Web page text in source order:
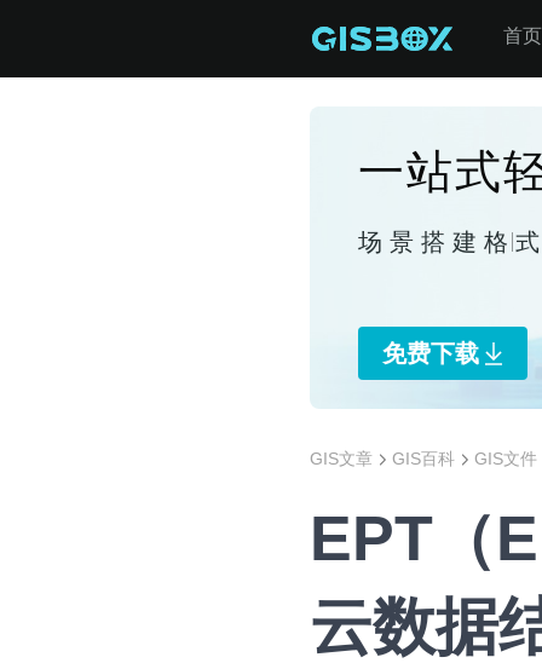
首页
一站式
场景搭建 格
免费下载
GIS文章 GIS百科 GIS文件
EPT（
云数据